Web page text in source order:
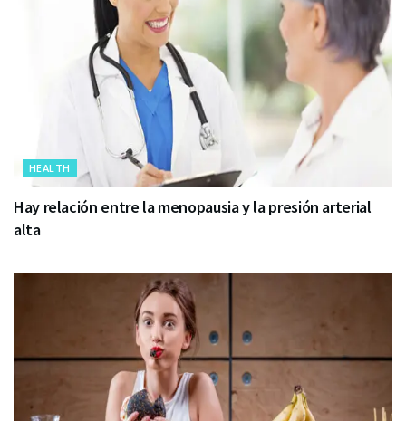
HEALTH
Hay relación entre la menopausia y la presión arterial
alta